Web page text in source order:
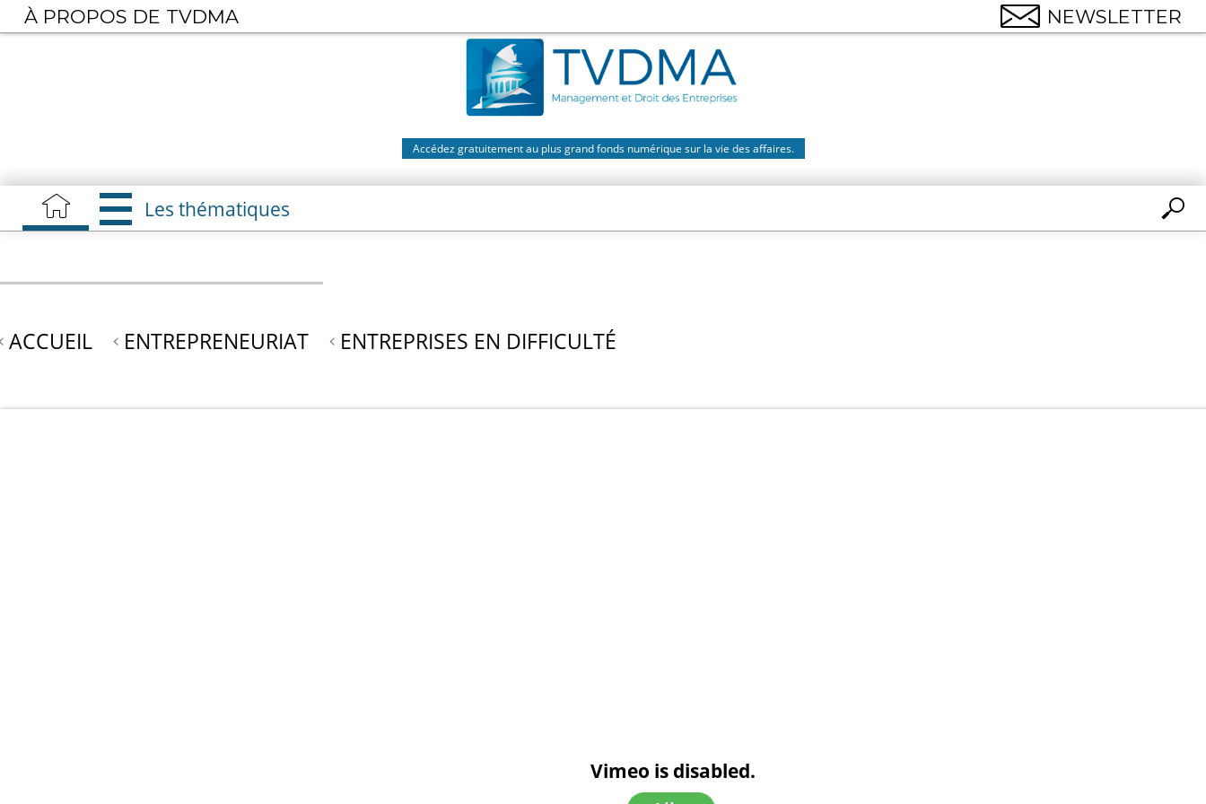
Aller
au
Accédez gratuitement au plus grand fonds numérique sur la vie des affaires.
Les thématiques
ACCUEIL ENTREPRENEURIAT ENTREPRISES EN DIFFICULTÉ
Vimeo is disabled.
À PROPOS DE TVDMA NEWSLETTER